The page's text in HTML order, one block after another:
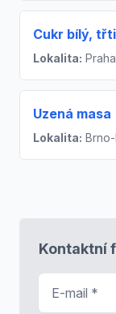
Cukr bílý,
Lokalita:
Uzená masa
Lokalita:
Kontaktní